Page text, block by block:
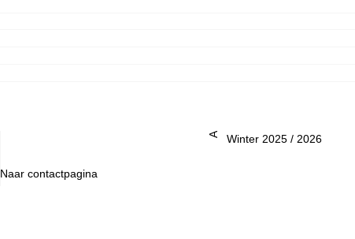
Naar contactpagina
Winter 2025 / 2026